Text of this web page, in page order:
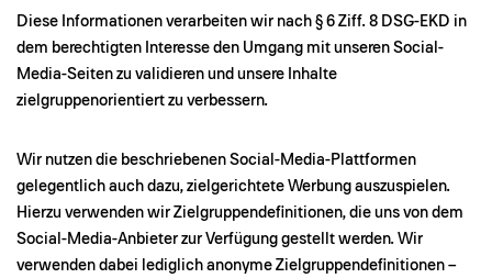
Diese Informationen verarbeiten wir nach § 6 Ziff. 8 DSG-EKD in
dem berechtigten Interesse den Umgang mit unseren Social-
Media-Seiten zu validieren und unsere Inhalte
zielgruppenorientiert zu verbessern.
Wir nutzen die beschriebenen Social-Media-Plattformen
gelegentlich auch dazu, zielgerichtete Werbung auszuspielen.
Hierzu verwenden wir Zielgruppendefinitionen, die uns von dem
Social-Media-Anbieter zur Verfügung gestellt werden. Wir
verwenden dabei lediglich anonyme Zielgruppendefinitionen –